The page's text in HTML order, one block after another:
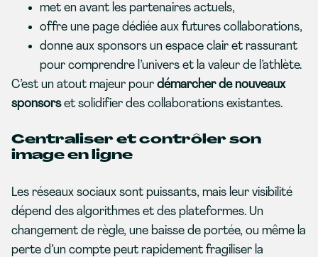
met en avant les partenaires actuels,
offre une page dédiée aux futures collaborations,
donne aux sponsors un espace clair et rassurant
pour comprendre l’univers et la valeur de l’athlète.
C’est un atout majeur pour démarcher de nouveaux
sponsorset solidifier des collaborations existantes.
Centraliser et contrôler son
image en ligne
Les réseaux sociaux sont puissants, mais leur visibilité
dépend des algorithmes et des plateformes. Un
changement de règle, une baisse de portée, ou même la
perte d’un compte peut rapidement fragiliser la